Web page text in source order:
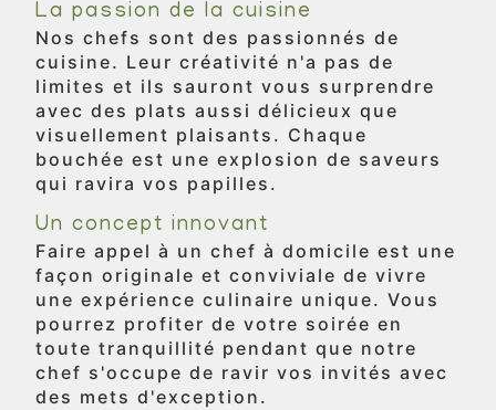
La passion de la cuisine
Nos chefs sont des passionnés de
cuisine. Leur créativité n'a pas de
limites et ils sauront vous surprendre
avec des plats aussi délicieux que
visuellement plaisants. Chaque
bouchée est une explosion de saveurs
qui ravira vos papilles.
Un concept innovant
Faire appel à un chef à domicile est une
façon originale et conviviale de vivre
une expérience culinaire unique. Vous
pourrez profiter de votre soirée en
toute tranquillité pendant que notre
chef s'occupe de ravir vos invités avec
des mets d'exception.